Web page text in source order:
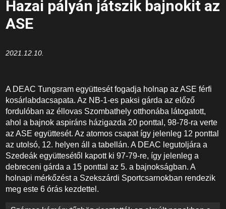
Hazai pályán játszik bajnokit az
ASE
2021.12.10.
A DEAC Tungsram együttesét fogadja holnap az ASE férfi
kosárlabdacsapata. Az NB-1-es paksi gárda az előző
fordulóban az éllovas Szombathely otthonába látogatott,
ahol a bajnok aspiráns házigazda 20 ponttal, 98-78-ra verte
az ASE együttesét. Az atomos csapat így jelenleg 12 ponttal
az utolsó, 12. helyen áll a tabellán. A DEAC legutoljára a
Szedeák együttesétől kapott ki 97-79-re, így jelenleg a
debreceni gárda a 15 ponttal az 5. a bajnokságban. A
holnapi mérkőzést a Szekszárdi Sportcsarnokban rendezik
meg este 6 órás kezdettel.